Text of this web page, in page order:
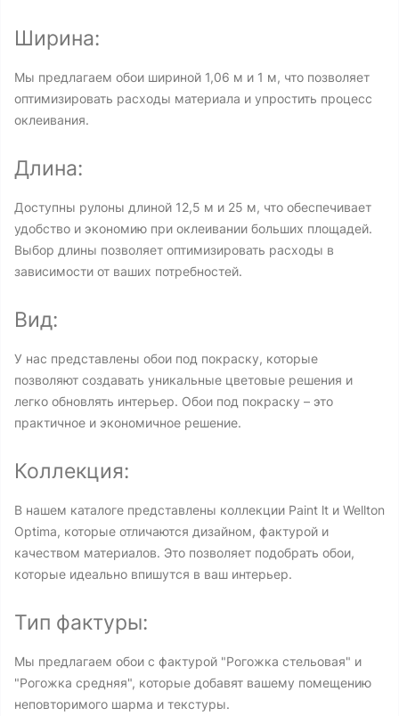
Ширина:
Мы предлагаем обои шириной 1,06 м и 1 м, что позволяет
оптимизировать расходы материала и упростить процесс
оклеивания.
Длина:
Доступны рулоны длиной 12,5 м и 25 м, что обеспечивает
удобство и экономию при оклеивании больших площадей.
Выбор длины позволяет оптимизировать расходы в
зависимости от ваших потребностей.
Вид:
У нас представлены обои под покраску, которые
позволяют создавать уникальные цветовые решения и
легко обновлять интерьер. Обои под покраску – это
практичное и экономичное решение.
Коллекция:
В нашем каталоге представлены коллекции Paint lt и Wellton
Optima, которые отличаются дизайном, фактурой и
качеством материалов. Это позволяет подобрать обои,
которые идеально впишутся в ваш интерьер.
Тип фактуры:
Мы предлагаем обои с фактурой "Рогожка стельовая" и
"Рогожка средняя", которые добавят вашему помещению
неповторимого шарма и текстуры.